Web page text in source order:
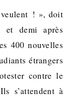
! », doit
et demi après
400 nouvelles
étrangers
contre le
s’attendent à